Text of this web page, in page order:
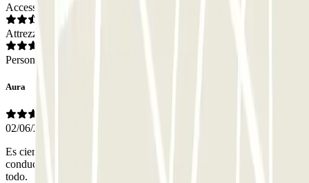
Accesso
Attrezzatura
Personale
Aura
02/06/2026
Es cierto todo lo que lees, es pequeño, es complicado, hay que saber
conducir. A mí me fue genial en coche pequeño, es automatizado
todo.